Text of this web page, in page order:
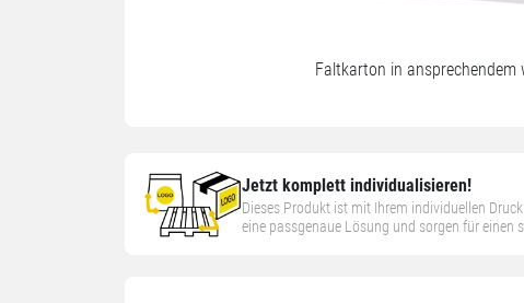
Faltkarton in ansprechendem
Jetzt komplett individualisieren!
Dieses Produkt ist mit Ihrem individuellen
eine passgenaue Lösung und sorgen für einen